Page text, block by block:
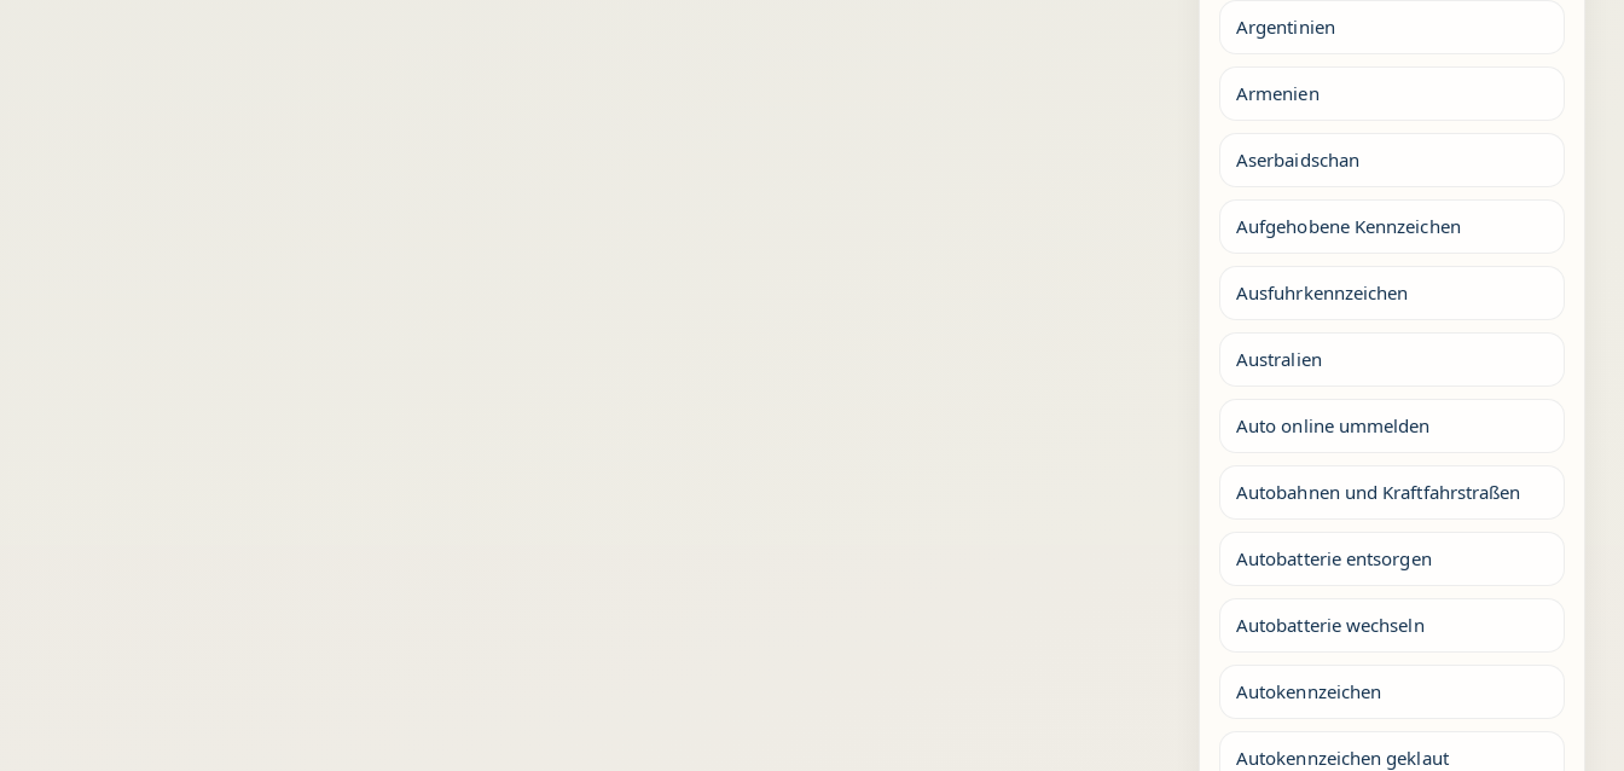
Argentinien
Armenien
Aserbaidschan
Aufgehobene Kennzeichen
Ausfuhrkennzeichen
Australien
Auto online ummelden
Autobahnen und Kraftfahrstraßen
Autobatterie entsorgen
Autobatterie wechseln
Autokennzeichen
Autokennzeichen geklaut